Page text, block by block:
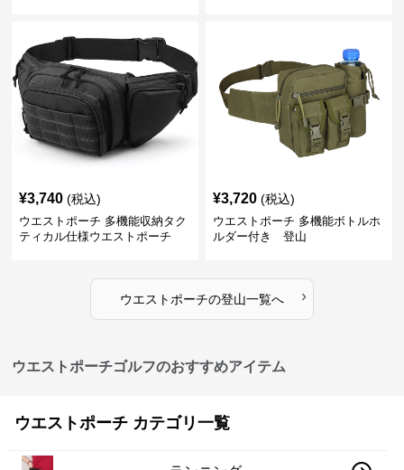
¥3,740 (税込)
ウエストポーチ 多機能収納タク
ティカル仕様ウエストポーチ
¥3,720 (税込)
ウエストポーチ 多機能ボトルホ
ルダー付き 登山
ウエストポーチの登山一覧へ ›
ウエストポーチゴルフのおすすめアイテム
ウエストポーチ カテゴリ一覧